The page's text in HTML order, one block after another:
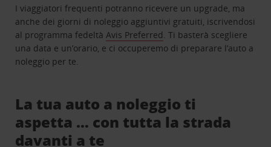
I viaggiatori frequenti potranno ricevere un upgrade, ma
anche dei giorni di noleggio aggiuntivi gratuiti, iscrivendosi
al programma fedeltàAvis Preferred. Ti basterà scegliere
una data e un’orario, e ci occuperemo di preparare l’auto a
noleggio per te.
La tua auto a noleggio ti
aspetta … con tutta la strada
davanti a te